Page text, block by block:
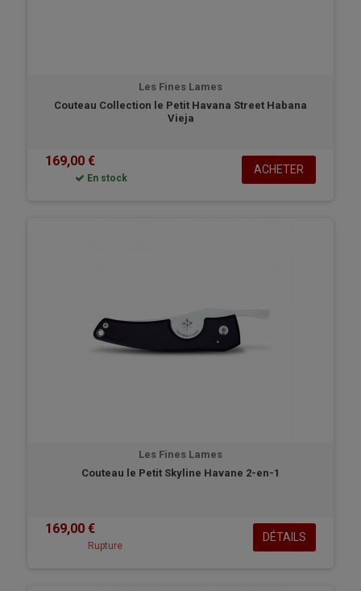
Les Fines Lames
Couteau Collection le Petit Havana Street Habana
Vieja
169,00 €
En stock
ACHETER
Les Fines Lames
Couteau le Petit Skyline Havane 2-en-1
169,00 €
Rupture
DÉTAILS